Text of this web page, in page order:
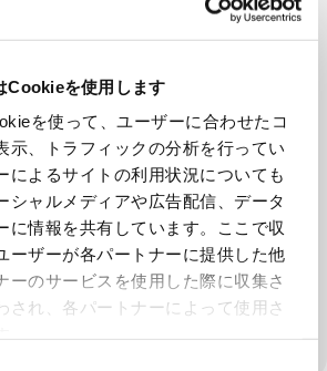
Cookieを使用します
を使って、ユーザーに合わせたコ
示、トラフィックの分析を行ってい
によるサイトの利用状況についても
シャルメディアや広告配信、データ
に情報を共有しています。ここで収
ーザーが各パートナーに提供した他
ーのサービスを使用した際に収集さ
され、各パートナーによって使用さ